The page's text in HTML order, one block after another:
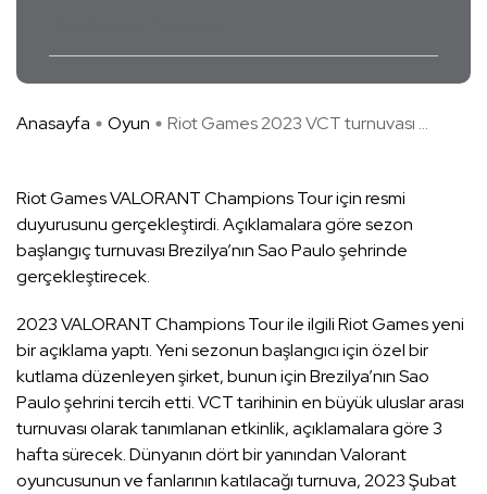
Anasayfa Oyun Riot Games 2023 VCT turnuvası ...
Riot Games VALORANT Champions Tour için resmi
duyurusunu gerçekleştirdi. Açıklamalara göre sezon
başlangıç turnuvası Brezilya’nın Sao Paulo şehrinde
gerçekleştirecek.
2023 VALORANT Champions Tour ile ilgili Riot Games yeni
bir açıklama yaptı. Yeni sezonun başlangıcı için özel bir
kutlama düzenleyen şirket, bunun için Brezilya’nın Sao
Paulo şehrini tercih etti. VCT tarihinin en büyük uluslar arası
turnuvası olarak tanımlanan etkinlik, açıklamalara göre 3
hafta sürecek. Dünyanın dört bir yanından Valorant
oyuncusunun ve fanlarının katılacağı turnuva, 2023 Şubat